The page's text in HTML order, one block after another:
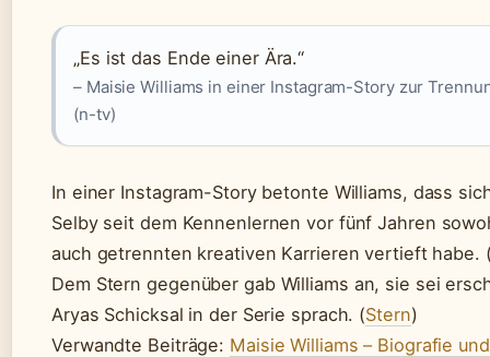
„Es ist das Ende einer Ära.“
– Maisie Williams in einer Instagram-Story zur
(n-tv)
In einer Instagram-Story betonte Williams, dass
Selby seit dem Kennenlernen vor fünf Jahren
auch getrennten kreativen Karrieren vertieft habe.
Dem Stern gegenüber gab Williams an, sie sei
Aryas Schicksal in der Serie sprach. (Stern)
Verwandte Beiträge: Maisie Williams – Biografie